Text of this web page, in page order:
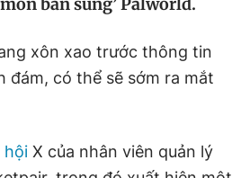
xôn xao trước thông tin
đám, có thể sẽ sớm ra mắt
hội X của nhân viên quản lý